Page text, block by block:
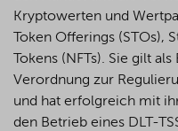
Kryptowerten und
Token Offerings (STOs),
Tokens (NFTs). Sie gilt
Verordnung zur
und hat erfolgreich mit
den Betrieb eines DLT-